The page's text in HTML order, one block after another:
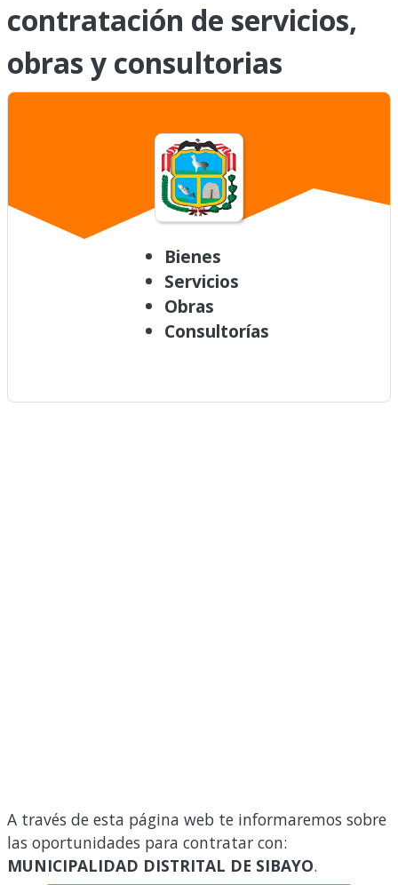
contratación de servicios,
obras y consultorias
Bienes
Servicios
Obras
Consultorías
A través de esta página web te informaremos sobre
las oportunidades para contratar con:
MUNICIPALIDAD DISTRITAL DE SIBAYO.